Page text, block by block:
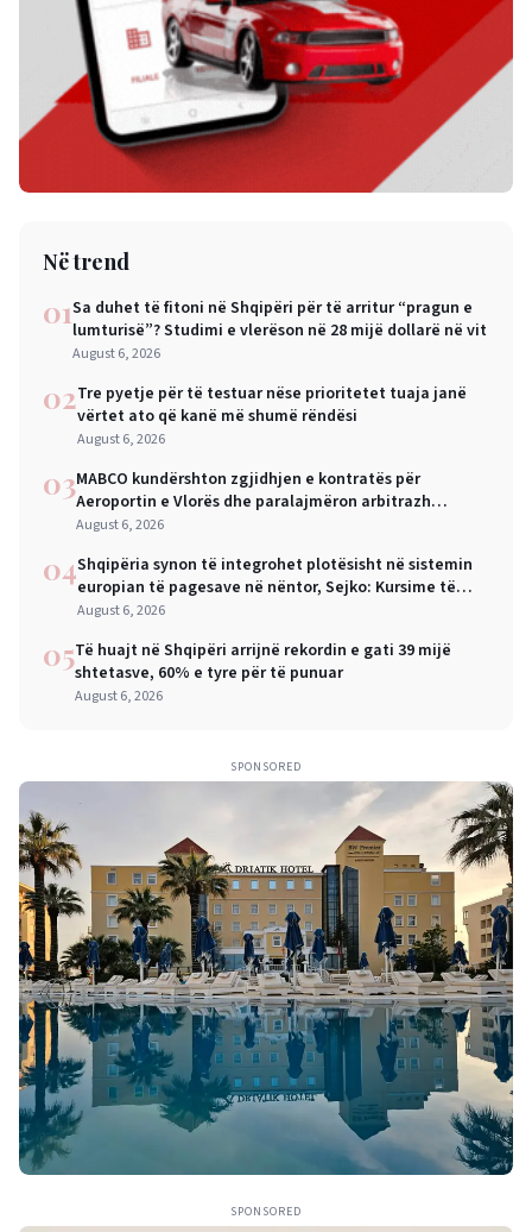
Në trend
01Sa duhet të fitoni në Shqipëri për të arritur “pragun e
lumturisë”? Studimi e vlerëson në 28 mijë dollarë në vit
August 6, 2026
02Tre pyetje për të testuar nëse prioritetet tuaja janë
vërtet ato që kanë më shumë rëndësi
August 6, 2026
03MABCO kundërshton zgjidhjen e kontratës për
Aeroportin e Vlorës dhe paralajmëron arbitrazh
ndërkombëtar
August 6, 2026
04Shqipëria synon të integrohet plotësisht në sistemin
europian të pagesave në nëntor, Sejko: Kursime të
mëdha për qytetarët dhe bizneset
August 6, 2026
05Të huajt në Shqipëri arrijnë rekordin e gati 39 mijë
shtetasve, 60% e tyre për të punuar
August 6, 2026
SPONSORED
SPONSORED